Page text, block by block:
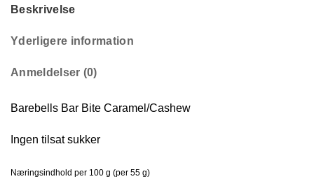
Beskrivelse
Yderligere information
Anmeldelser (0)
Barebells Bar Bite Caramel/Cashew
Ingen tilsat sukker
Næringsindhold per 100 g (per 55 g)